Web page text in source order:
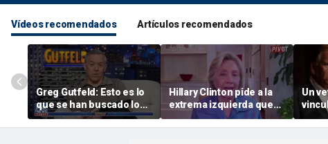
Vídeos recomendados Artículos recomendados
Greg Gutfeld: Esto es lo
que se han buscado los
demócratas
Hillary Clinton pide a la
extrema izquierda que
apoye a los demócratas
moderados
Un
que